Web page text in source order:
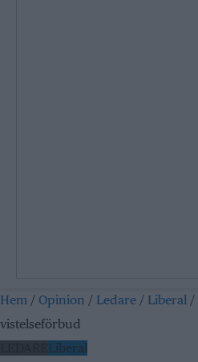
Hem / Opinion / Ledare / Liberal /
vistelseförbud
Liberal